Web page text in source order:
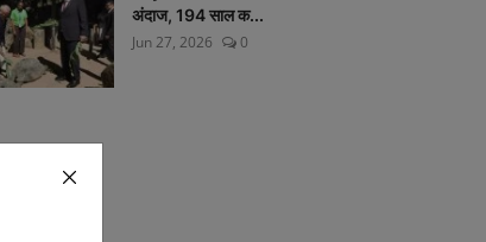
अंदाज, 194 साल क...
Jun 27, 2026
0